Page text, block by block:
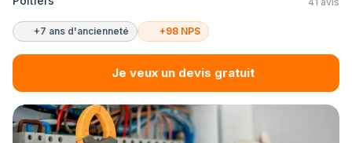
+7 ans d'ancienneté +98 NPS
Je veux un devis gratuit